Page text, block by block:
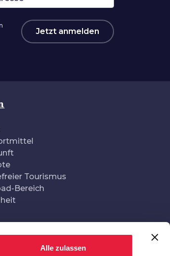
Alle zulassen
Jetzt anmelden
Tourismus
Bereich